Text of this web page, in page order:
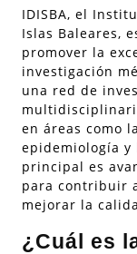
IDISBA, el
Islas Baleares,
promover la
investigación
una red de
en áreas como
epidemiología
principal es
para contribuir
mejorar la
¿Cuál es